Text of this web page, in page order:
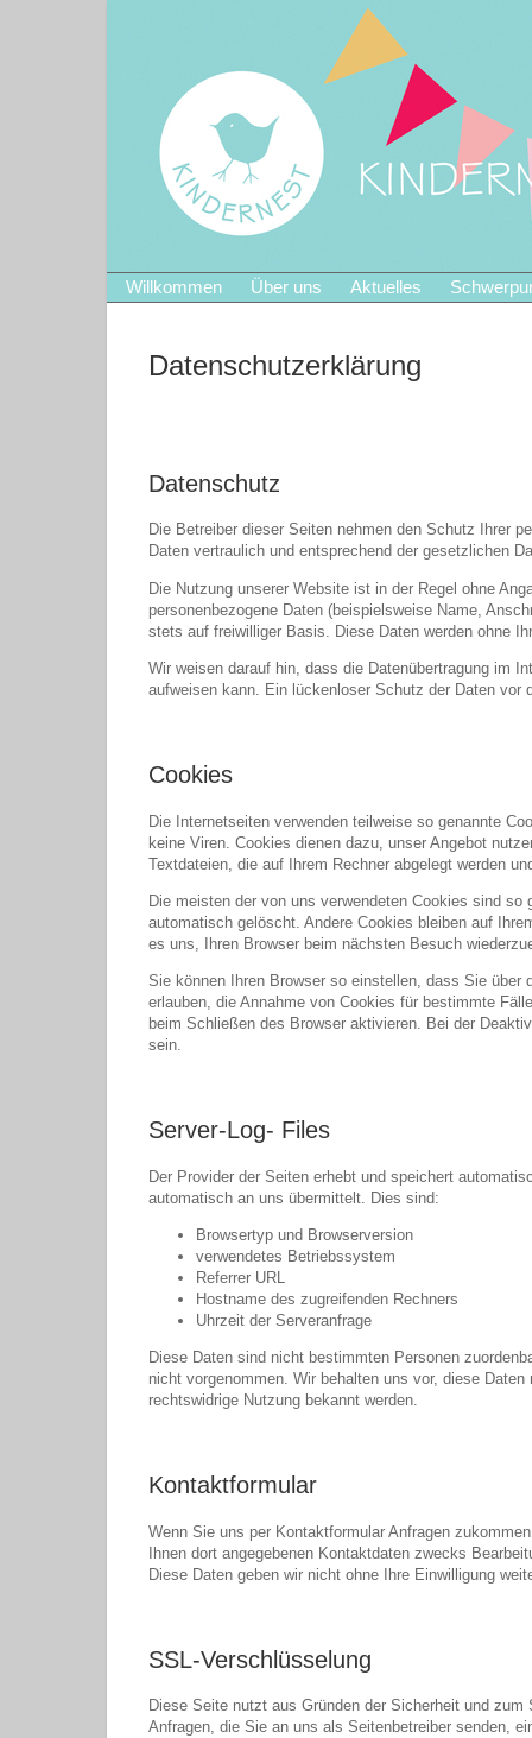
Willkommen Über uns Aktuelles
Datenschutzerklärung
Datenschutz
Die Betreiber dieser Seiten nehmen den Schutz Ihrer
Daten vertraulich und entsprechend der gesetzlichen
Die Nutzung unserer Website ist in der Regel ohne
personenbezogene Daten (beispielsweise Name,
stets auf freiwilliger Basis. Diese Daten werden ohne
Wir weisen darauf hin, dass die Datenübertragung im
aufweisen kann. Ein lückenloser Schutz der Daten
Cookies
Die Internetseiten verwenden teilweise so genannte
keine Viren. Cookies dienen dazu, unser Angebot
Textdateien, die auf Ihrem Rechner abgelegt werden
Die meisten der von uns verwendeten Cookies sind
automatisch gelöscht. Andere Cookies bleiben auf
es uns, Ihren Browser beim nächsten Besuch
Sie können Ihren Browser so einstellen, dass Sie
erlauben, die Annahme von Cookies für bestimmte
beim Schließen des Browser aktivieren. Bei der
sein.
Server-Log- Files
Der Provider der Seiten erhebt und speichert
automatisch an uns übermittelt. Dies sind:
Browsertyp und Browserversion
verwendetes Betriebssystem
Referrer URL
Hostname des zugreifenden Rechners
Uhrzeit der Serveranfrage
Diese Daten sind nicht bestimmten Personen
nicht vorgenommen. Wir behalten uns vor, diese
rechtswidrige Nutzung bekannt werden.
Kontaktformular
Wenn Sie uns per Kontaktformular Anfragen
Ihnen dort angegebenen Kontaktdaten zwecks
Diese Daten geben wir nicht ohne Ihre Einwilligung
SSL-Verschlüsselung
Diese Seite nutzt aus Gründen der Sicherheit und
Anfragen, die Sie an uns als Seitenbetreiber senden,